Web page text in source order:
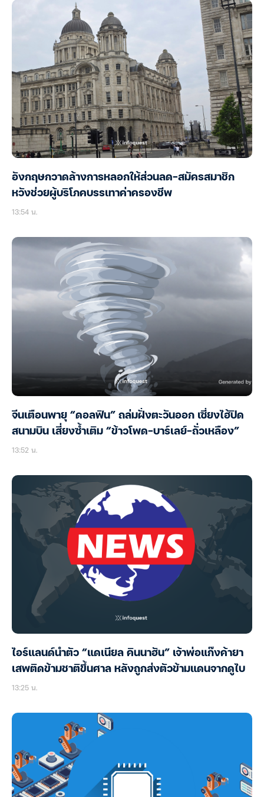
อังกฤษกวาดล้างการหลอกให้ส่วนลด-สมัครสมาชิก
หวังช่วยผู้บริโภคบรรเทาค่าครองชีพ
13:54 น.
จีนเตือนพายุ “ดอลฟิน” ถล่มฝั่งตะวันออก เซี่ยงไฮ้ปิด
สนามบิน เสี่ยงซ้ำเติม “ข้าวโพด-บาร์เลย์-ถั่วเหลือง”
13:52 น.
ไอร์แลนด์นำตัว “แดเนียล คินนาฮัน” เจ้าพ่อแก๊งค้ายา
เสพติดข้ามชาติขึ้นศาล หลังถูกส่งตัวข้ามแดนจากดูไบ
13:25 น.